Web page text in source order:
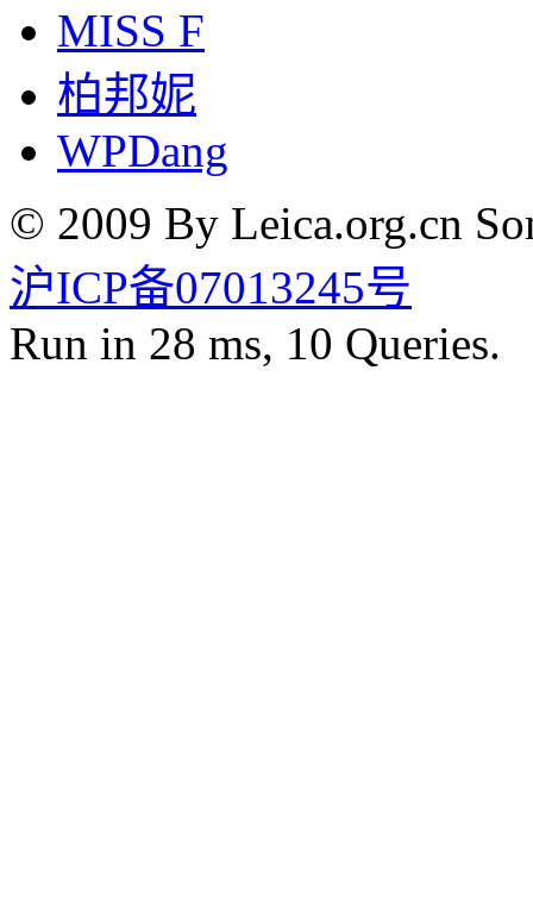
MISS F
柏邦妮
WPDang
© 2009 By Leica.org.cn
沪ICP备07013245号
Run in 28 ms, 10 Queries.